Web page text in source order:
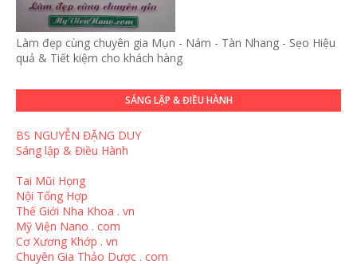
Làm đẹp cùng chuyên gia Mụn - Nám - Tàn Nhang - Sẹo Hiệu
quả & Tiết kiệm cho khách hàng
SÁNG LẬP & ĐIỀU HÀNH
BS NGUYỄN ĐẶNG DUY
Sáng lập & Điều Hành
Tai Mũi Họng
Nội Tổng Hợp
Thế Giới Nha Khoa . vn
Mỹ Viện Nano . com
Cơ Xương Khớp . vn
Chuyên Gia Thảo Dược . com